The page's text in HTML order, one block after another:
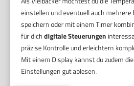
einstellen und eventuell auch mehrere
speichern oder mit einem Timer
für dichdigitale Steuerungen
präzise Kontrolle und erleichtern
Mit einem Display kannst du zudem
Einstellungen gut ablesen.